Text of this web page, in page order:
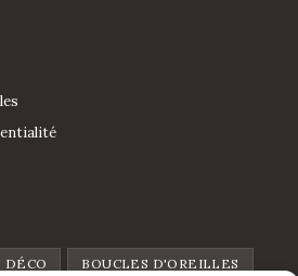
DÉCO BOUCLES D'OREILLES